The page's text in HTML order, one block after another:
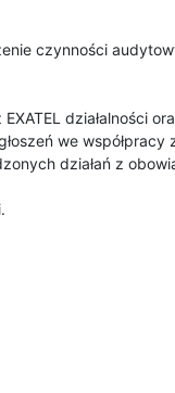
czynności
działalności
we
działań z